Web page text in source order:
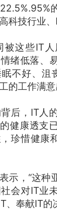
科技行业、
这些IT人
绪低落、
不好、
的工作满意
，IT人的
健康透支
珍惜健康
表示，“这种
会对IT业
、奉献IT的